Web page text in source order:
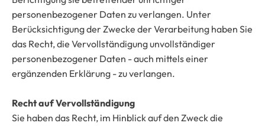
personenbezogener Daten zu verlangen. Unter
Berücksichtigung der Zwecke der Verarbeitung haben Sie
das Recht, die Vervollständigung unvollständiger
personenbezogener Daten - auch mittels einer
ergänzenden Erklärung - zu verlangen.
Recht auf Vervollständigung
Sie haben das Recht, im Hinblick auf den Zweck die